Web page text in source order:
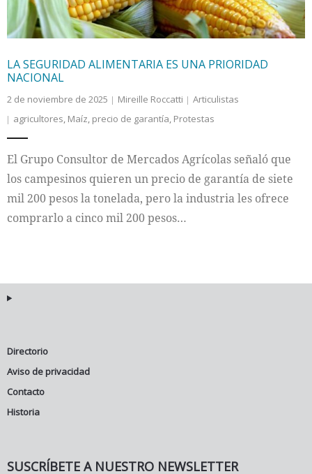
LA SEGURIDAD ALIMENTARIA ES UNA PRIORIDAD
NACIONAL
2 de noviembre de 2025 Mireille Roccatti
Articulistas
agricultores, Maíz, precio de garantía, Protestas
El Grupo Consultor de Mercados Agrícolas señaló que
los campesinos quieren un precio de garantía de siete
mil 200 pesos la tonelada, pero la industria les ofrece
comprarlo a cinco mil 200 pesos…
Directorio
Aviso de privacidad
Contacto
Historia
SUSCRÍBETE A NUESTRO NEWSLETTER